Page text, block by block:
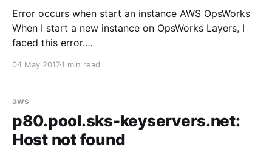
Error occurs when start an instance AWS OpsWorks
When I start a new instance on OpsWorks Layers, I
faced this error.
=====================================
/var/lib/aws/opsworks/cache.stage2/cookbooks/aws
/resources/cloudwatch.rb
=====================================
=====================================
04 May 20171 min read
aws
p80.pool.sks-keyservers.net:
Host not found